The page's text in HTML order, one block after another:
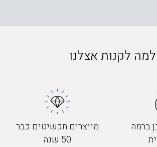
למה לקנות אצלנו
ברמה
מייצרים תכשיטים כבר
50 שנה